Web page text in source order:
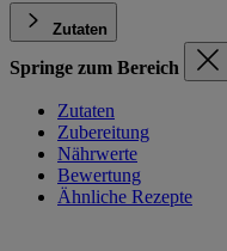
Zutaten
Springe zum Bereich
Zutaten
Zubereitung
Nährwerte
Bewertung
Ähnliche Rezepte